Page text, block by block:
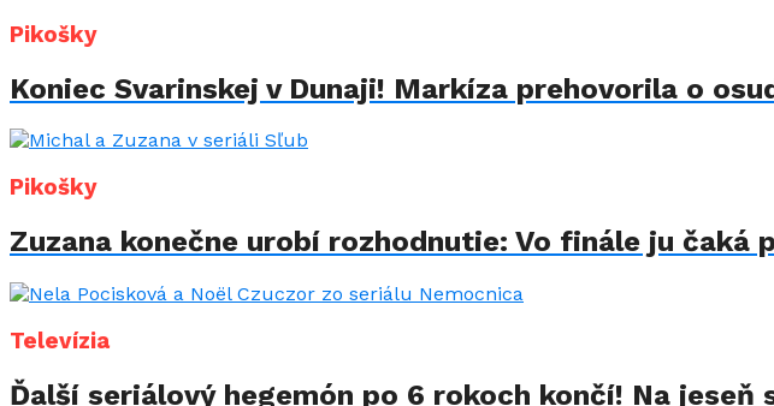
Pikošky
Koniec Svarinskej v Dunaji! Markíza prehovorila o
Pikošky
Zuzana konečne urobí rozhodnutie: Vo finále ju čaká
Televízia
Ďalší seriálový hegemón po 6 rokoch končí! Na